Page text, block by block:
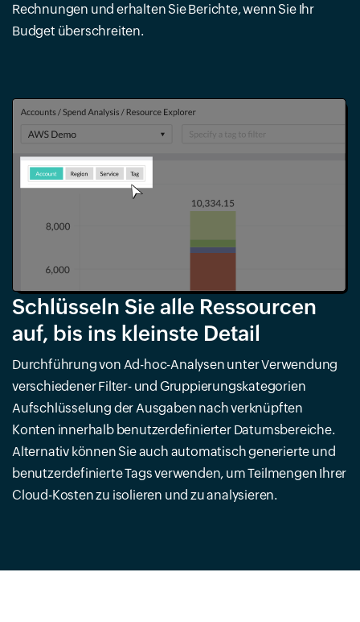
Rechnungen und erhalten Sie Berichte, wenn Sie Ihr
Budget überschreiten.
Schlüsseln Sie alle Ressourcen
auf, bis ins kleinste Detail
Durchführung von Ad-hoc-Analysen unter Verwendung
verschiedener Filter- und Gruppierungskategorien
Aufschlüsselung der Ausgaben nach verknüpften
Konten innerhalb benutzerdefinierter Datumsbereiche.
Alternativ können Sie auch automatisch generierte und
benutzerdefinierte Tags verwenden, um Teilmengen Ihrer
Cloud-Kosten zu isolieren und zu analysieren.